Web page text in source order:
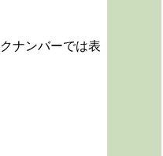
ナンバーでは表